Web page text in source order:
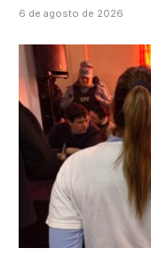
6 de agosto de 2026